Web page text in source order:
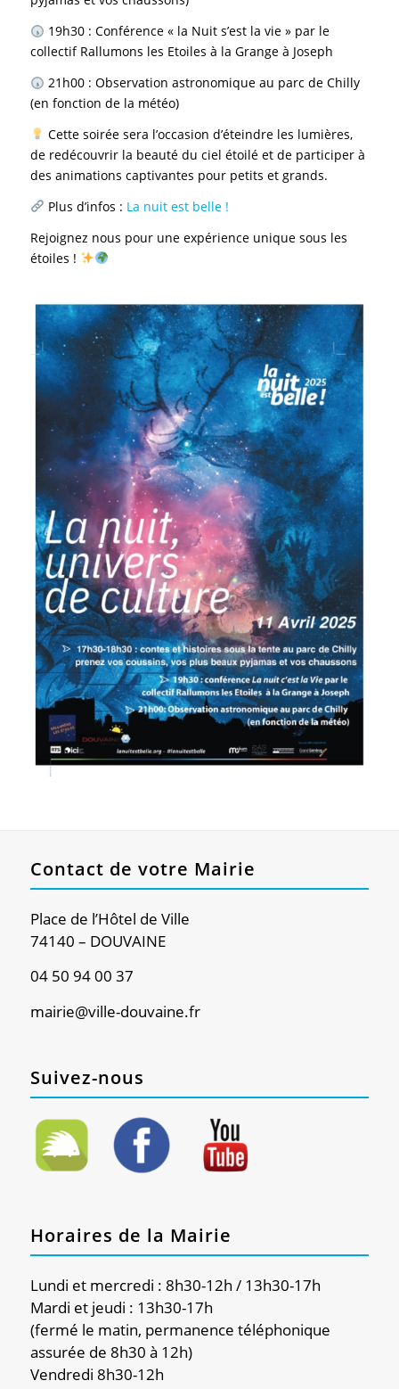
19h30 : Conférence « la Nuit s’est la vie » par le
collectif Rallumons les Etoiles à la Grange à Joseph
21h00 : Observation astronomique au parc de Chilly
(en fonction de la météo)
Cette soirée sera l’occasion d’éteindre les lumières,
de redécouvrir la beauté du ciel étoilé et de participer à
des animations captivantes pour petits et grands.
Plus d’infos : La nuit est belle !
Rejoignez nous pour une expérience unique sous les
étoiles !
Contact de votre Mairie
Place de l’Hôtel de Ville
74140 – DOUVAINE
04 50 94 00 37
mairie@ville-douvaine.fr
Suivez-nous
Horaires de la Mairie
Lundi et mercredi : 8h30-12h / 13h30-17h
Mardi et jeudi : 13h30-17h
(fermé le matin, permanence téléphonique
assurée de 8h30 à 12h)
Vendredi 8h30-12h